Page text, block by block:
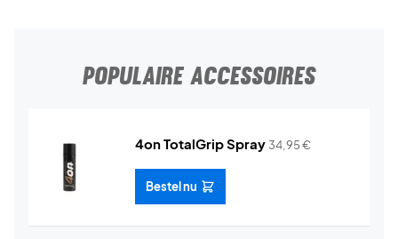
POPULAIRE ACCESSOIRES
4on TotalGrip Spray 34,95€
Bestel nu